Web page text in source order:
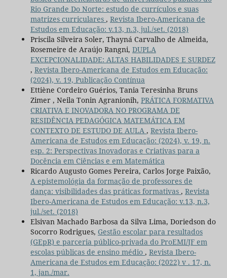
Rio Grande Do Norte: estudo de currículos e suas
matrizes curriculares , Revista Ibero-Americana de
Estudos em Educação: v.13, n.3, jul./set. (2018)
Priscila Silveira Soler, Thayná Carvalho de Almeida,
Rosemeire de Araújo Rangni, DUPLA
EXCEPCIONALIDADE: ALTAS HABILIDADES E SURDEZ
, Revista Ibero-Americana de Estudos em Educação:
(2024), v. 19, Publicação Contínua
Ettiène Cordeiro Guérios, Tania Teresinha Bruns
Zimer , Neila Tonin Agranionih, PRÁTICA FORMATIVA
CRIATIVA E INOVADORA NO PROGRAMA DE
RESIDÊNCIA PEDAGÓGICA MATEMÁTICA EM
CONTEXTO DE ESTUDO DE AULA , Revista Ibero-
Americana de Estudos em Educação: (2024), v. 19, n.
esp. 2: Perspectivas Inovadoras e Criativas para a
Docência em Ciências e em Matemática
Ricardo Augusto Gomes Pereira, Carlos Jorge Paixão,
A epistemológia da formação de professores de
dança: visibilidades das práticas formativas , Revista
Ibero-Americana de Estudos em Educação: v.13, n.3,
jul./set. (2018)
Elsivan Machado Barbosa da Silva Lima, Doriedson do
Socorro Rodrigues, Gestão escolar para resultados
(GEpR) e parceria público-privada do ProEMI/JF em
escolas públicas de ensino médio , Revista Ibero-
Americana de Estudos em Educação: (2022) v . 17, n.
1, jan./mar.